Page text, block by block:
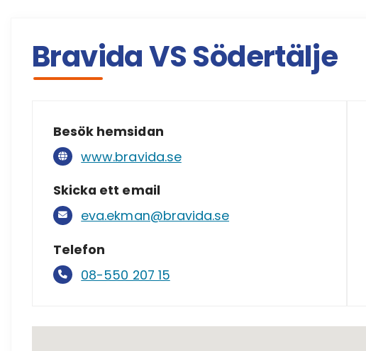
Bravida VS Södertälje
Besök hemsidan
www.bravida.se
Skicka ett email
eva.ekman@bravida.se
Telefon
08-550 207 15